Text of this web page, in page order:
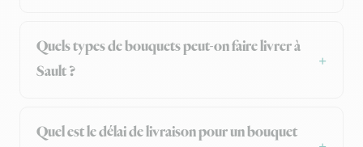
Quels types de bouquets peut-on faire livrer à
Sault ?
Quel est le délai de livraison pour un bouquet